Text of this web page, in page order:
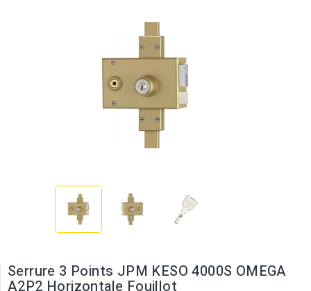
Serrure 3 Points JPM KESO 4000S OMEGA
A2P2 Horizontale Fouillot